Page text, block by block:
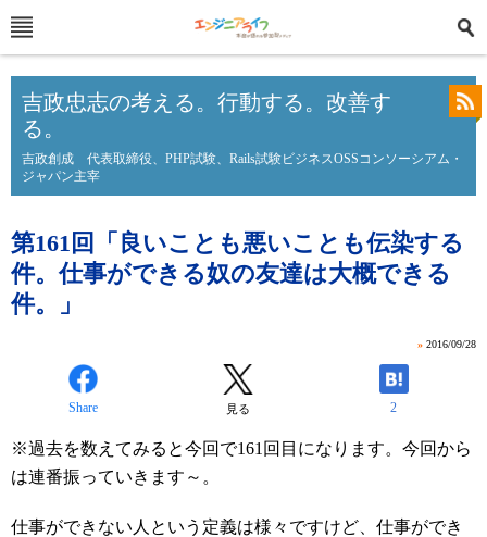
吉政忠志の考える。行動する。改善す
る。
吉政創成 代表取締役、PHP試験、Rails試験ビジネスOSSコンソーシアム・
ジャパン主宰
第161回「良いことも悪いことも伝染する
件。仕事ができる奴の友達は大概できる
件。」
» 2016/09/28
Share 見る 2
※過去を数えてみると今回で161回目になります。今回から
は連番振っていきます～。
仕事ができない人という定義は様々ですけど、仕事ができ